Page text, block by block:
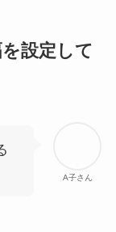
設定して
A子さん